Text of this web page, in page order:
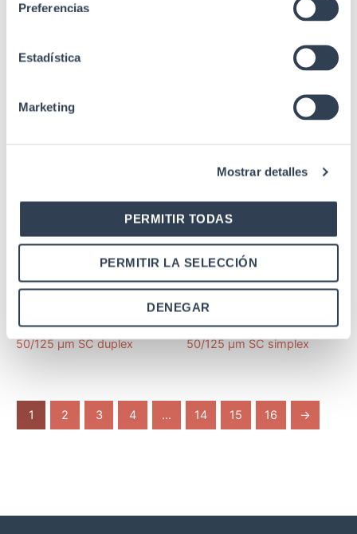
Preferencias
Estadística
Marketing
Mostrar detalles
PERMITIR TODAS
PERMITIR LA SELECCIÓN
DENEGAR
hembra Multimodo y
hembra OM3 Multimodo
SKU: 35GTASCDOM3
Adaptador fibra óptica
Adaptador F.O. hembra-
hembra OM3 Multimodo
50/125 µm SC duplex
SKU: 35GTASCOM3
Adaptador fibra óptica
Adaptador F.O. hembra-
hembra OM3 Multimodo
50/125 µm SC simplex
1 2 3 4 ... 14 15 16 →